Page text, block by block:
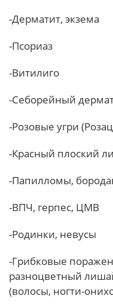
-Дерматит, экзема
-Псориаз
-Витилиго
-Себорейный
-Розовые угри
-Красный плоский
-Папилломы,
-ВПЧ, герпес, ЦМВ
-Родинки, невусы
-Грибковые
разноцветный
(волосы, ногти-